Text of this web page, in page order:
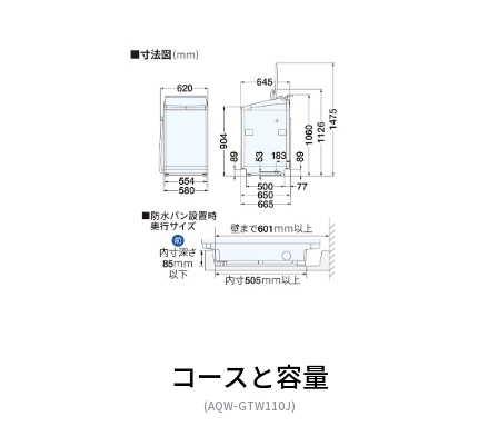
コースと容量
(AQW-GTW110J)